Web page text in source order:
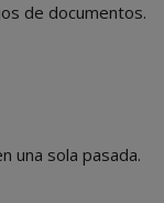
de documentos.
una sola pasada.